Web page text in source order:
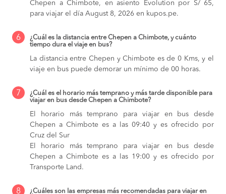
Chepen a Chimbote, en asiento Evolution por S/ 65,
para viajar el día August 8, 2026 en kupos.pe.
6
¿Cuál es la distancia entre Chepen a Chimbote, y cuánto
tiempo dura el viaje en bus?
La distancia entre Chepen y Chimbote es de 0 Kms, y el
viaje en bus puede demorar un mínimo de 00 horas.
7
¿Cuál es el horario más temprano y más tarde disponible para
viajar en bus desde Chepen a Chimbote?
El horario más temprano para viajar en bus desde
Chepen a Chimbote es a las 09:40 y es ofrecido por
Cruz del Sur
El horario más temprano para viajar en bus desde
Chepen a Chimbote es a las 19:00 y es ofrecido por
Transporte Land.
8 ¿Cuáles son las empresas más recomendadas para viajar en